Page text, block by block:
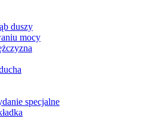
duszy
mocy
specjalne